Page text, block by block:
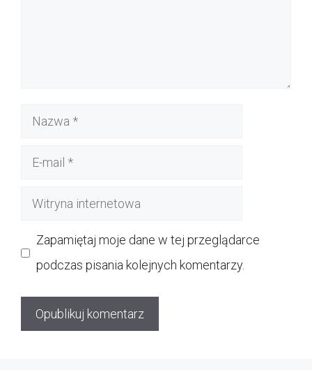
Nazwa
Witryna
Zapamiętaj moje dane w tej przeglądarce
podczas pisania kolejnych komentarzy.